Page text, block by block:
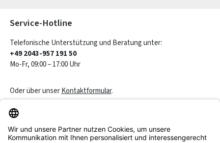
Service-Hotline
Telefonische Unterstützung und Beratung unter:
+49 2043-957 191 50
Mo-Fr, 09:00 – 17:00 Uhr
Oder über unserKontaktformular.